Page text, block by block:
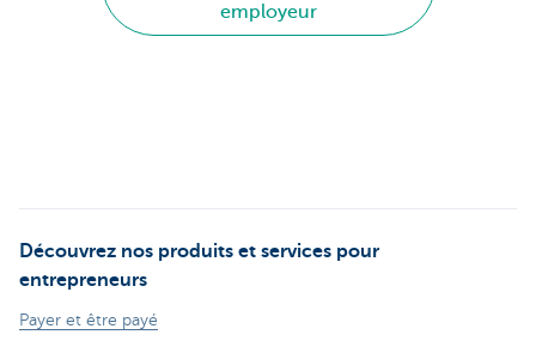
employeur
Découvrez nos produits et services pour
entrepreneurs
Payer et être payé